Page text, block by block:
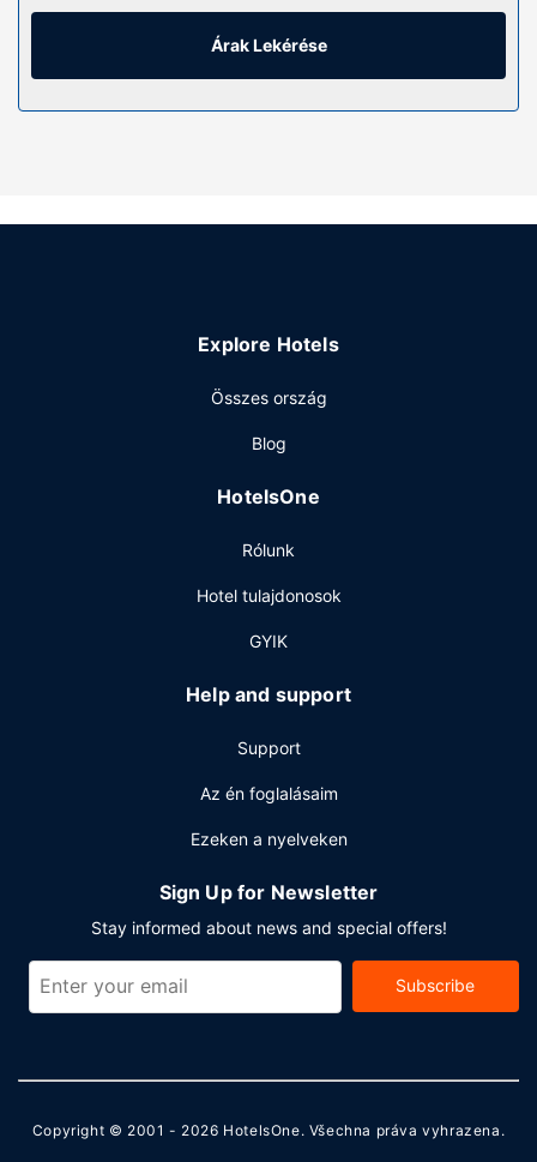
parkolás biztosított a helyszínen.
Árak Lekérése
Explore Hotels
Összes ország
Blog
HotelsOne
Rólunk
Hotel tulajdonosok
GYIK
Help and support
Support
Az én foglalásaim
Ezeken a nyelveken
Sign Up for Newsletter
Stay informed about news and special offers!
Subscribe
Copyright © 2001 - 2026 HotelsOne. Všechna práva vyhrazena.